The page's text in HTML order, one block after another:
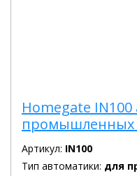
Homegate
промышленных
Артикул: IN100
Тип автоматики: для